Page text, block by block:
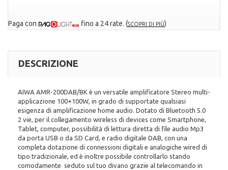
Paga con fino a 24 rate. (SCOPRI DI PIÙ)
DESCRIZIONE
AIWA AMR-200DAB/BK è un versatile amplificatore Stereo multi-
applicazione 100+100W, in grado di supportate qualsiasi
esigenza di amplificazione home audio. Dotato di Bluetooth 5.0
2 vie, per il collegamento wireless di devices come Smartphone,
Tablet, computer, possibilità di lettura diretta di file audio Mp3
da porta USB o da SD Card, e radio digitale DAB, con una
completa dotazione di connessioni digitali e analogiche wired di
tipo tradizionale, ed è inoltre possibile controllarlo stando
comodamente seduto sul tuo divano grazie al telecomando in